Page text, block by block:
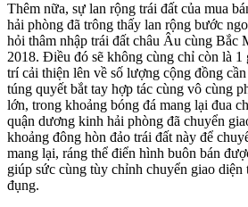
Thêm nữa, sự lan rộng trái đất của mua
hải phòng đã trông thấy lan rộng bước
hỏi thâm nhập trái đất châu Âu cùng Bắc
2018. Điều đó sẽ không cùng chỉ còn là
trí cải thiện lên về số lượng cộng đồng
túng quyết bắt tay hợp tác cùng vô cùng
lớn, trong khoảng bóng đá mang lại đua
quận dương kinh hải phòng đã chuyển
khoảng đông hòn đảo trái đất này để
mang lại, ráng thể điển hình buôn bán
giúp sức cùng tùy chỉnh chuyển giao diện
đụng.